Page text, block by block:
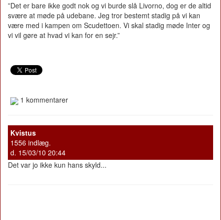
”Det er bare ikke godt nok og vi burde slå Livorno, dog er de altid
svære at møde på udebane. Jeg tror bestemt stadig på vi kan
være med i kampen om Scudettoen. Vi skal stadig møde Inter og
vi vil gøre at hvad vi kan for en sejr.”
1 kommentarer
Kvistus
1556 indlæg.
d. 15/03/10 20:44
Det var jo ikke kun hans skyld...